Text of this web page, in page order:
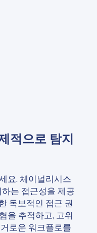
적으로 탐지
요. 체이널리시스
는 접근성을 제공
독보적인 접근 권
을 추적하고, 고위
로운 워크플로를